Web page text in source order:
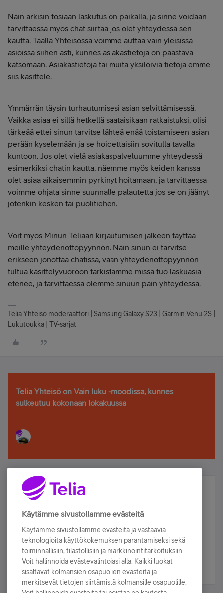
Näin arkisin tosiaan laskutus on paikalla, ja sinne voidaan
tarvittaessa myös chat siirtää jos olet yhteydessä sen
kautta. Täällä Yhteisössä voimme auttaa vain yleisissä
asioissa siihen asti, kunnes asiakastietoja on päästävä
katsomaan. Asiakastietoja tai muita yksilöiviä tietoja emme
siis käsittele.
Ymmärrän täysin turhautumisesi asian selvittämisessä.
Vaikka asiaa ei sillä hetkellä saataisikaan ratkaistuksi, olisi
tärkeää ettei sinun tarvitse lähteä enää toistamiseen asian
perään kyselemään ja se hoidettaisiin sovitulla tavalla
kuntoon. Jos olet vielä asiakaspalveluumme yhteydessä
esimerkiksi chatin kautta, näemme myös keiden kanssa
olet asiaa aikaisemmin pyrkinyt hoitamaan, ja tarvittaessa
voimme ohjata sinne suunnalle palautetta jos se on jäänyt
jotenkin kesken tai puolitiehen.
Voit myös Minun Teliaan kirjautumisen jälkeen täyttää
meille yhteydenottopyynnön. Näin sinun ei tarvitse
erikseen jonottaa chatissa, vaan yhteydenottopyynnön
tultua käsittelyvuoroon tarkistamme missä tuo laskuasia
etenee, ja tarvittaessa olemme sinuun päin yhteydessä.
Telia Yhteisö moderaattori | Samsung Galaxy S23 | Garmin Venu 2S |
Lukutoukka | TV-sarjat
Telia Yhteisö on Vain luku -moodissa, kunnes
sulkeutuu kokonaan lokakuussa
Älä jää paitsi – osallistu ja voita!
Tilaa Telian uutiskirje ja olet mukana arvonnassa.
sähköpostiisi.
Tilaa nyt
Käytämme sivustollamme evästeitä
Käytämme sivustollamme evästeitä ja vastaavia
teknologioita käyttökokemuksen parantamiseksi sekä
toiminnallisiin, tilastollisiin ja markkinointitarkoituksiin.
Voit hallinnoida evästevalintojasi alla. Kaikki luokat
sisältävät kolmansien osapuolien evästeitä ja
merkitsevät tietojen siirtämistä kolmansille osapuolille.